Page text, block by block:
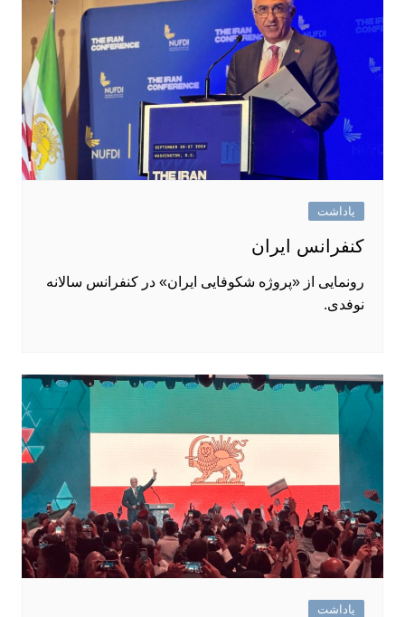
یاداشت
کنفرانس ایران
‏رونمایی از «پروژه شکوفایی ایران» در کنفرانس سالانه
نوفدی.
یاداشت